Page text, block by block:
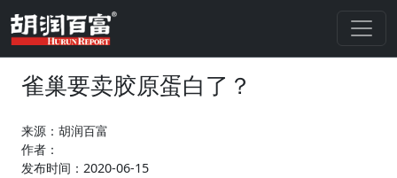
雀巢要卖胶原蛋白了？
来源：胡润百富
作者：
发布时间：2020-06-15